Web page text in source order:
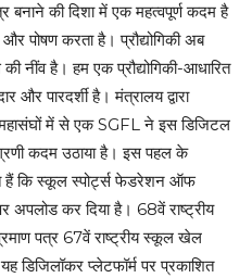
बनाने की दिशा में एक महत्वपूर्ण कदम है
पोषण करता है। प्रौद्योगिकी अब
नींव है। हम एक प्रौद्योगिकी-आधारित
और पारदर्शी है। मंत्रालय द्वारा
महासंघों में से एक SGFL ने इस डिजिटल
कदम उठाया है। इस पहल के
हैं कि स्कूल स्पोर्ट्स फेडरेशन ऑफ
अपलोड कर दिया है। 68वें राष्ट्रीय
पत्र 67वें राष्ट्रीय स्कूल खेल
प्लेटफॉर्म पर प्रकाशित